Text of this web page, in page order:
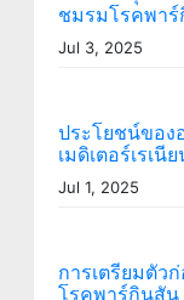
ชมรมโรคพา
Jul 3, 2025
ประโยชน์ของ
เมดิเตอร์เรเ
Jul 1, 2025
การเตรียมตัว
โรคพาร์กินสัน